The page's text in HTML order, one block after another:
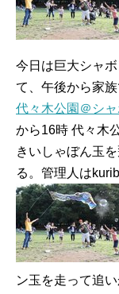
今日は巨大シャ
て、午後から家族
代々木公園＠シ
から16時 代々木
きいしゃぼん玉
る。管理人は
ン玉を走って追